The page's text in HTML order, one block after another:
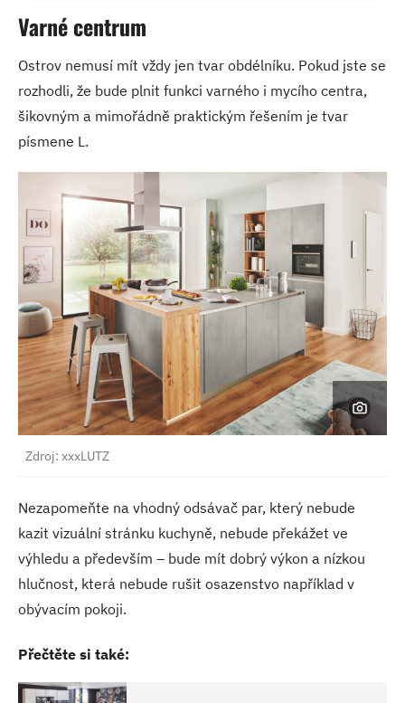
Varné centrum
Ostrov nemusí mít vždy jen tvar obdélníku. Pokud jste se
rozhodli, že bude plnit funkci varného i mycího centra,
šikovným a mimořádně praktickým řešením je tvar
písmene L.
Zdroj: xxxLUTZ
Nezapomeňte na vhodný odsávač par, který nebude
kazit vizuální stránku kuchyně, nebude překážet ve
výhledu a především – bude mít dobrý výkon a nízkou
hlučnost, která nebude rušit osazenstvo například v
obývacím pokoji.
Přečtěte si také: